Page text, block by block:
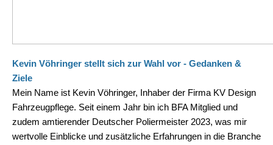
Kevin Vöhringer stellt sich zur Wahl vor - Gedanken &
Ziele
Mein Name ist Kevin Vöhringer, Inhaber der Firma KV Design
Fahrzeugpflege. Seit einem Jahr bin ich BFA Mitglied und
zudem amtierender Deutscher Poliermeister 2023, was mir
wertvolle Einblicke und zusätzliche Erfahrungen in die Branche